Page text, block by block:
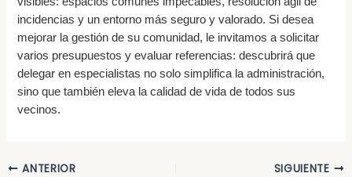
incidencias y un entorno más seguro y valorado. Si desea
mejorar la gestión de su comunidad, le invitamos a solicitar
varios presupuestos y evaluar referencias: descubrirá que
delegar en especialistas no solo simplifica la administración,
sino que también eleva la calidad de vida de todos sus
vecinos.
ANTERIOR SIGUIENTE